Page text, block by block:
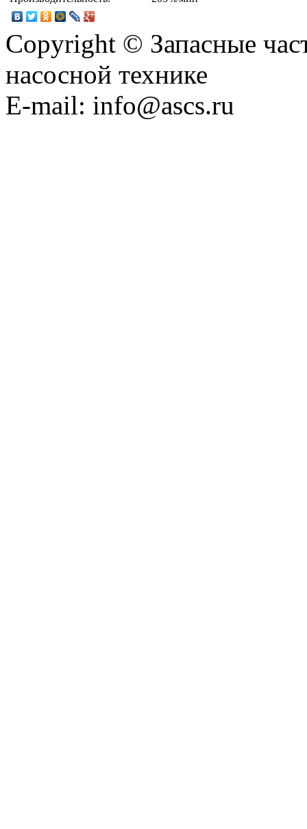
Copyright © Запасные
насосной технике
E-mail: info@ascs.ru